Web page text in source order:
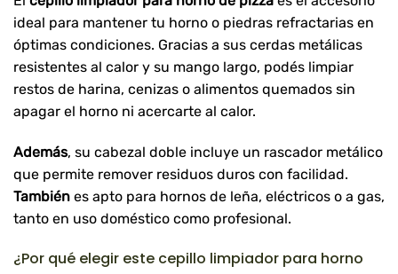
ideal para mantener tu horno o piedras refractarias en
óptimas condiciones. Gracias a sus cerdas metálicas
resistentes al calor y su mango largo, podés limpiar
restos de harina, cenizas o alimentos quemados sin
apagar el horno ni acercarte al calor.
Además, su cabezal doble incluye un rascador metálico
que permite remover residuos duros con facilidad.
También es apto para hornos de leña, eléctricos o a gas,
tanto en uso doméstico como profesional.
¿Por qué elegir este cepillo limpiador para horno